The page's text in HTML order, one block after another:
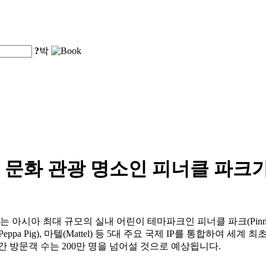
?박
화 관광 명소인 피너클 파크
아시아 최대 규모의 실내 어린이 테마파크인 피너클 파크
Pig), 마텔(Mattel) 등 5대 주요 국제 IP를 통합하여 세계
방문객 수는 200만 명을 넘어설 것으로 예상됩니다.